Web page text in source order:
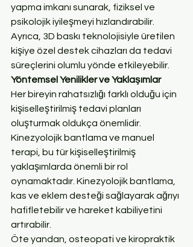
yapma imkanı sunarak, fiziksel ve
psikolojik iyileşmeyi hızlandırabilir.
Ayrıca, 3D baskı teknolojisiyle üretilen
kişiye özel destek cihazları da tedavi
süreçlerini olumlu yönde etkileyebilir.
Yöntemsel Yenilikler ve Yaklaşımlar
Her bireyin rahatsızlığı farklı olduğu için
kişiselleştirilmiş tedavi planları
oluşturmak oldukça önemlidir.
Kinezyolojik bantlama ve manuel
terapi, bu tür kişiselleştirilmiş
yaklaşımlarda önemli bir rol
oynamaktadır. Kinezyolojik bantlama,
kas ve eklem desteği sağlayarak ağrıyı
hafifletebilir ve hareket kabiliyetini
artırabilir.
Öte yandan, osteopati ve kiropraktik